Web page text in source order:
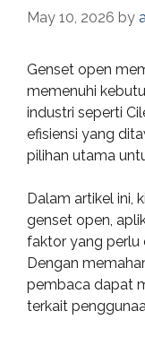
May 10, 2026 by
Genset open
memenuhi
industri seperti
efisiensi yang
pilihan utama
Dalam artikel ini,
genset open,
faktor yang perlu
Dengan
pembaca dapat
terkait